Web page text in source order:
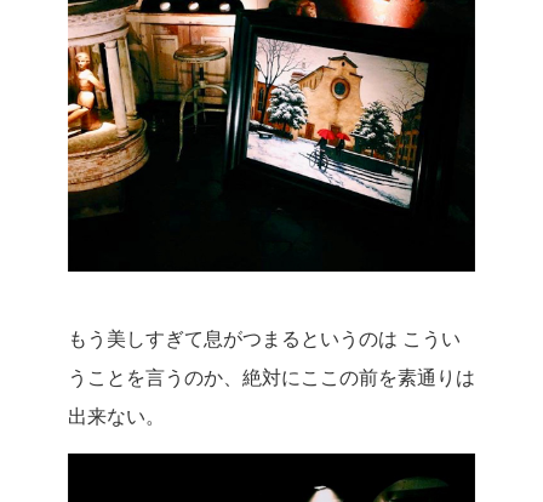
もう美しすぎて息がつまるというのは こうい
うことを言うのか、絶対にここの前を素通りは
出来ない。